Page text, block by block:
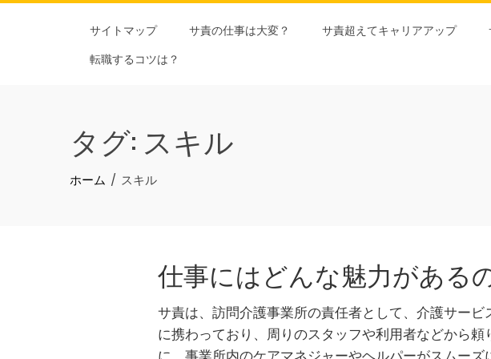
Skip
サイトマップ サ責の仕事は大変？ サ責超えてキャリアアップ
転職するコツは？
タグ: スキル
ホーム スキル
仕事にはどんな魅力がある
サ責は、訪問介護事業所の責任者として、介護サー
に携わっており、周りのスタッフや利用者などから